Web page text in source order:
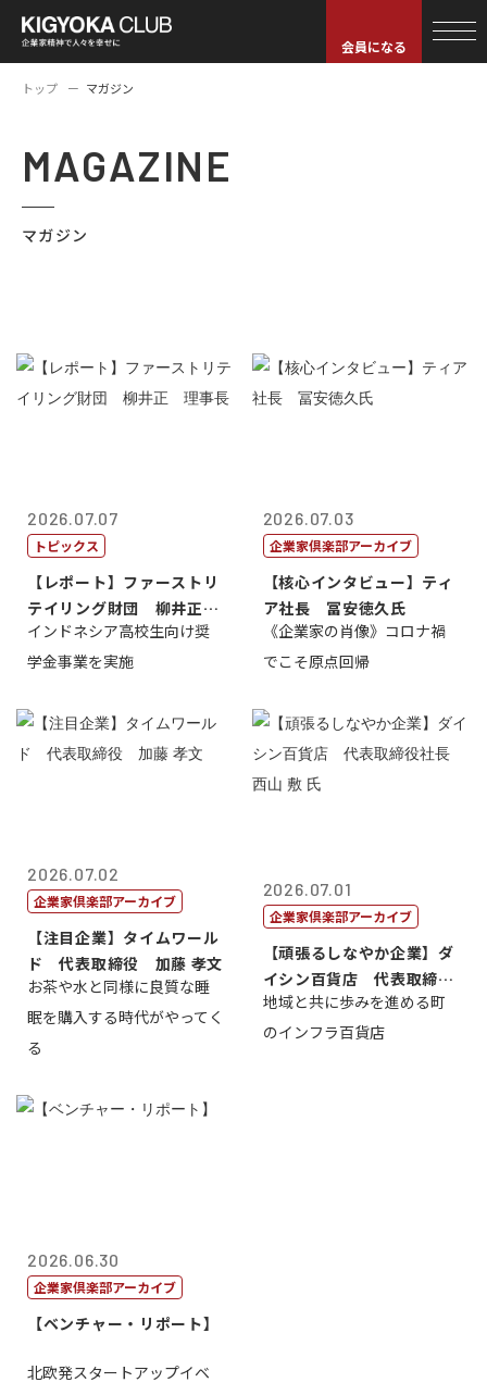
会員になる
トップ マガジン
MAGAZINE
マガジン
2026.07.07
トピックス
【レポート】ファーストリ
テイリング財団 柳井正
理事長
インドネシア高校生向け奨
学金事業を実施
2026.07.03
企業家倶楽部アーカイブ
【核心インタビュー】ティ
ア社長 冨安徳久氏
《企業家の肖像》コロナ禍
でこそ原点回帰
2026.07.02
企業家倶楽部アーカイブ
【注目企業】タイムワール
ド 代表取締役 加藤 孝文
お茶や水と同様に良質な睡
眠を購入する時代がやってく
る
2026.07.01
企業家倶楽部アーカイブ
【頑張るしなやか企業】ダ
イシン百貨店 代表取締役
社長 西山 ...
地域と共に歩みを進める町
のインフラ百貨店
2026.06.30
企業家倶楽部アーカイブ
【ベンチャー・リポート】
北欧発スタートアップイベ